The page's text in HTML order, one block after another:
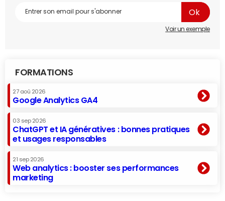
Voir un exemple
FORMATIONS
27 aoû 2026
Google Analytics GA4
03 sep 2026
ChatGPT et IA génératives : bonnes pratiques
et usages responsables
21 sep 2026
Web analytics : booster ses performances
marketing